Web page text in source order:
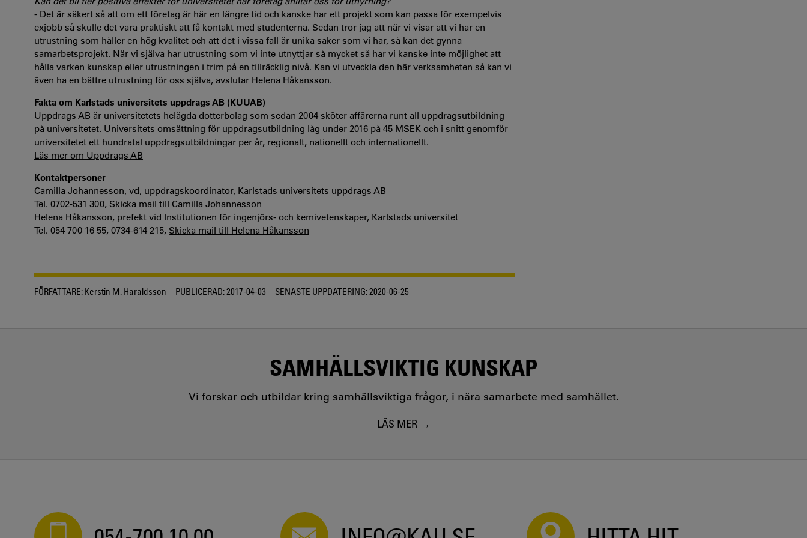
- Det är säkert så att om ett företag är här en längre tid och kanske har ett projekt som kan passa för exempelvis
exjobb så skulle det vara praktiskt att få kontakt med studenterna. Sedan tror jag att när vi visar att vi har en
utrustning som håller en hög kvalitet och att det i vissa fall är unika saker som vi har, så kan det gynna
samarbetsprojekt. När vi själva har utrustning som vi inte utnyttjar så mycket så har vi kanske inte möjlighet att
hålla varken kunskap eller utrustningen i trim på en tillräcklig nivå. Kan vi utveckla den här verksamheten så kan vi
även ha en bättre utrustning för oss själva, avslutar Helena Håkansson.
Fakta om Karlstads universitets uppdrags AB (KUUAB)
Uppdrags AB är universitetets helägda dotterbolag som sedan 2004 sköter affärerna runt all uppdragsutbildning
på universitetet. Universitets omsättning för uppdragsutbildning låg under 2016 på 45 MSEK och i snitt genomför
universitetet ett hundratal uppdragsutbildningar per år, regionalt, nationellt och internationellt.
Läs mer om Uppdrags AB
Kontaktpersoner
Camilla Johannesson, vd, uppdragskoordinator, Karlstads universitets uppdrags AB
Tel. 0702-531 300, Skicka mail till Camilla Johannesson
Helena Håkansson, prefekt vid Institutionen för ingenjörs- och kemivetenskaper, Karlstads universitet
Tel. 054 700 16 55, 0734-614 215, Skicka mail till Helena Håkansson
FÖRFATTARE: Kerstin M. Haraldsson PUBLICERAD:2017-04-03 SENASTE UPPDATERING:2020-06-25
SAMHÄLLSVIKTIG KUNSKAP
Vi forskar och utbildar kring samhällsviktiga frågor, i nära samarbete med samhället.
LÄS MER